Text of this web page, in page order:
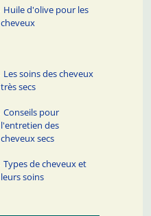
Huile d'olive pour les
cheveux
Les soins des cheveux
très secs
Conseils pour
l'entretien des
cheveux secs
Types de cheveux et
leurs soins